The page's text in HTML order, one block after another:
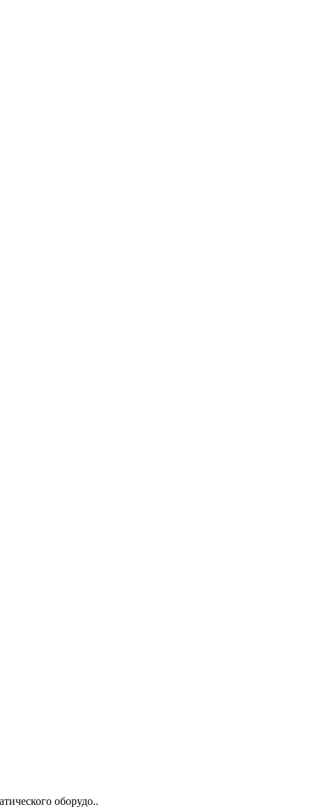
оборудо..